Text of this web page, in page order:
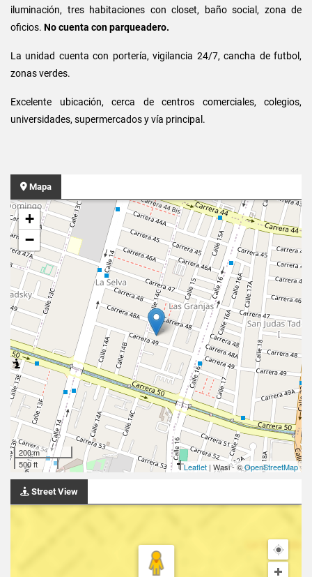
iluminación, tres habitaciones con closet, baño social, zona de
oficios. No cuenta con parqueadero.
La unidad cuenta con portería, vigilancia 24/7, cancha de futbol,
zonas verdes.
Excelente ubicación, cerca de centros comerciales, colegios,
universidades, supermercados y vía principal.
Mapa
+
−
200 m
500 ft
Leaflet | Wasi - ©OpenStreetMap
Street View